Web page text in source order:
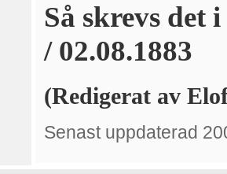
Så skrevs det
/ 02.08.1883
(Redigerat av
Senast uppdaterad